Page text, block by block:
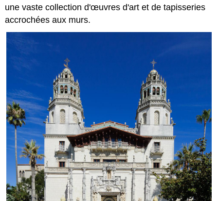
une vaste collection d'œuvres d'art et de tapisseries
accrochées aux murs.